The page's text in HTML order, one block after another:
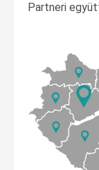
Partneri